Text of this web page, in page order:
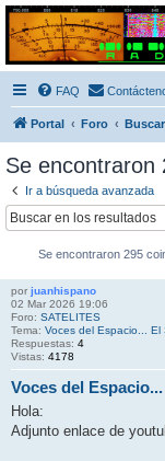
Radio
Foro de Radio Frecuencias
FAQ
Portal Foro Buscar
Se encontraron
Ir a búsqueda avanzada
Se encontraron 295
por juanhispano
02 Mar 2026 19:06
Foro: SATELITES
Tema: Voces del Espacio... El
Respuestas: 4
Vistas: 4178
Voces del
Hola:
Adjunto enlace de